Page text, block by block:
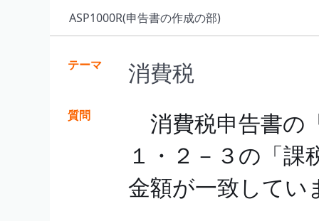
ASP1000R(申告書の作成の部)
テーマ 消費税
質問
消費税申告書の
１・２－３の「
金額が一致してい